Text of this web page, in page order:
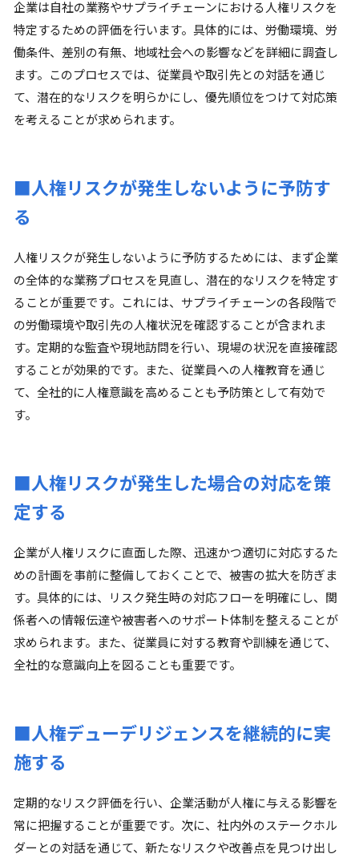
企業は自社の業務やサプライチェーンにおける人権リスクを
特定するための評価を行います。具体的には、労働環境、労
働条件、差別の有無、地域社会への影響などを詳細に調査し
ます。このプロセスでは、従業員や取引先との対話を通じ
て、潜在的なリスクを明らかにし、優先順位をつけて対応策
を考えることが求められます。
■人権リスクが発生しないように予防す
る
人権リスクが発生しないように予防するためには、まず企業
の全体的な業務プロセスを見直し、潜在的なリスクを特定す
ることが重要です。これには、サプライチェーンの各段階で
の労働環境や取引先の人権状況を確認することが含まれま
す。定期的な監査や現地訪問を行い、現場の状況を直接確認
することが効果的です。また、従業員への人権教育を通じ
て、全社的に人権意識を高めることも予防策として有効で
す。
■人権リスクが発生した場合の対応を策
定する
企業が人権リスクに直面した際、迅速かつ適切に対応するた
めの計画を事前に整備しておくことで、被害の拡大を防ぎま
す。具体的には、リスク発生時の対応フローを明確にし、関
係者への情報伝達や被害者へのサポート体制を整えることが
求められます。また、従業員に対する教育や訓練を通じて、
全社的な意識向上を図ることも重要です。
■人権デューデリジェンスを継続的に実
施する
定期的なリスク評価を行い、企業活動が人権に与える影響を
常に把握することが重要です。次に、社内外のステークホル
ダーとの対話を通じて、新たなリスクや改善点を見つけ出し